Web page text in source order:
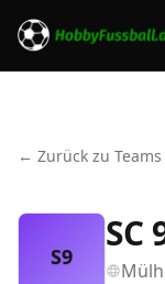
← Zurück zu
S9
SC